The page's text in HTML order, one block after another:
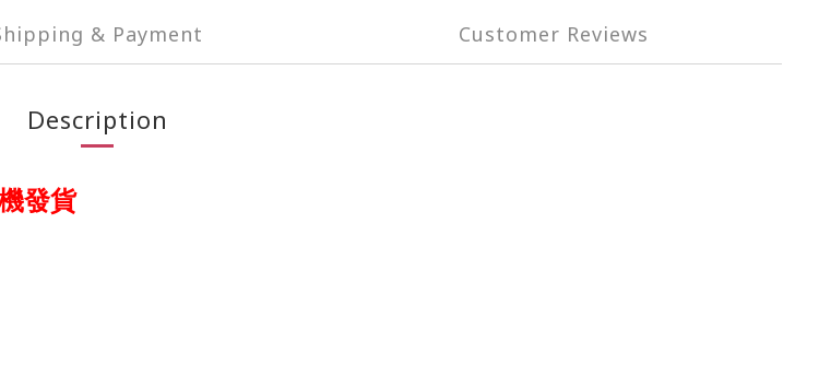
& Payment Customer Reviews
Description
發貨